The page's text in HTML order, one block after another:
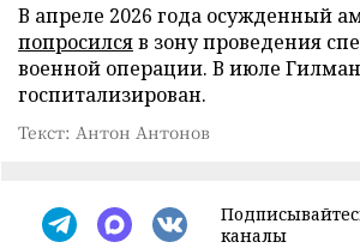
В апреле 2026 года осужденный
попросилсяв зону проведения
военной операции. В июле
госпитализирован.
Текст: Антон Антонов
каналы